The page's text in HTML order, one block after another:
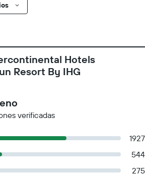
Hotels
Resort By IHG
verificadas
1927
544
275